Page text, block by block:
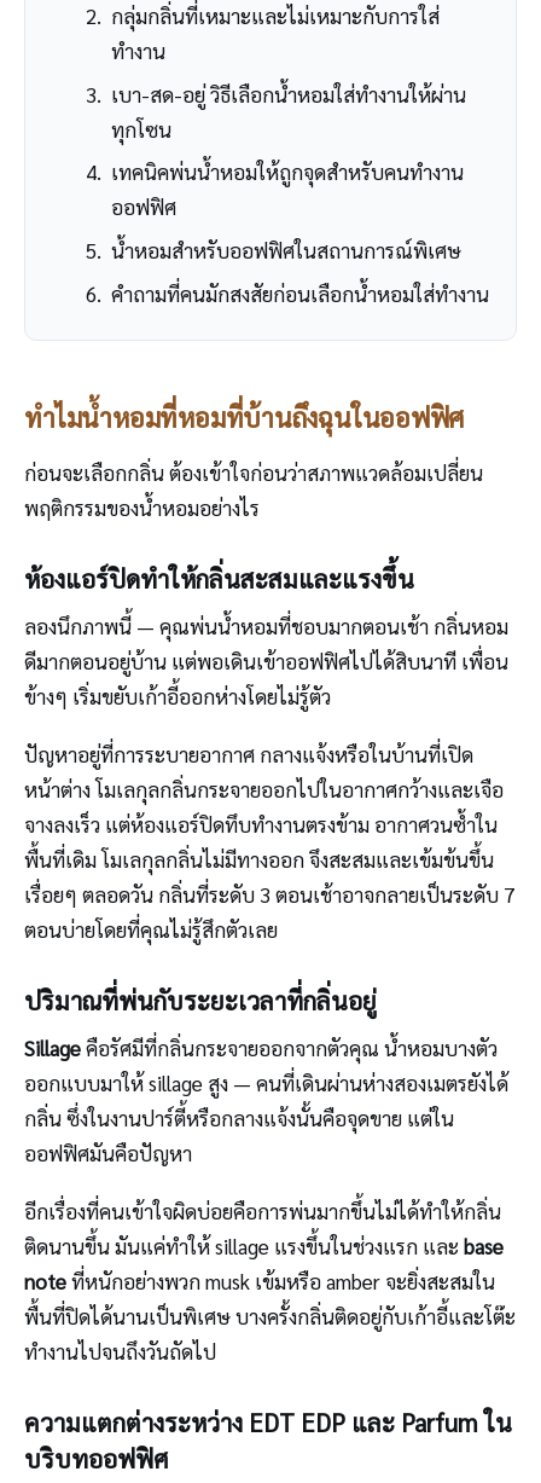
กลุ่มกลิ่นที่เหมาะและไม่เหมาะกับการใส่
ทำงาน
เบา-สด-อยู่ วิธีเลือกน้ำหอมใส่ทำงานให้ผ่าน
ทุกโซน
เทคนิคพ่นน้ำหอมให้ถูกจุดสำหรับคนทำงาน
ออฟฟิศ
น้ำหอมสำหรับออฟฟิศในสถานการณ์พิเศษ
คำถามที่คนมักสงสัยก่อนเลือกน้ำหอมใส่ทำงาน
ทำไมน้ำหอมที่หอมที่บ้านถึงฉุนในออฟฟิศ
ก่อนจะเลือกกลิ่น ต้องเข้าใจก่อนว่าสภาพแวดล้อมเปลี่ยน
พฤติกรรมของน้ำหอมอย่างไร
ห้องแอร์ปิดทำให้กลิ่นสะสมและแรงขึ้น
ลองนึกภาพนี้ — คุณพ่นน้ำหอมที่ชอบมากตอนเช้า กลิ่นหอม
ดีมากตอนอยู่บ้าน แต่พอเดินเข้าออฟฟิศไปได้สิบนาที เพื่อน
ข้างๆ เริ่มขยับเก้าอี้ออกห่างโดยไม่รู้ตัว
ปัญหาอยู่ที่การระบายอากาศ กลางแจ้งหรือในบ้านที่เปิด
หน้าต่าง โมเลกุลกลิ่นกระจายออกไปในอากาศกว้างและเจือ
จางลงเร็ว แต่ห้องแอร์ปิดทึบทำงานตรงข้าม อากาศวนซ้ำใน
พื้นที่เดิม โมเลกุลกลิ่นไม่มีทางออก จึงสะสมและเข้มข้นขึ้น
เรื่อยๆ ตลอดวัน กลิ่นที่ระดับ 3 ตอนเช้าอาจกลายเป็นระดับ 7
ตอนบ่ายโดยที่คุณไม่รู้สึกตัวเลย
ปริมาณที่พ่นกับระยะเวลาที่กลิ่นอยู่
Sillageคือรัศมีที่กลิ่นกระจายออกจากตัวคุณ น้ำหอมบางตัว
ออกแบบมาให้ sillage สูง — คนที่เดินผ่านห่างสองเมตรยังได้
กลิ่น ซึ่งในงานปาร์ตี้หรือกลางแจ้งนั้นคือจุดขาย แต่ใน
ออฟฟิศมันคือปัญหา
อีกเรื่องที่คนเข้าใจผิดบ่อยคือการพ่นมากขึ้นไม่ได้ทำให้กลิ่น
ติดนานขึ้น มันแค่ทำให้ sillage แรงขึ้นในช่วงแรก และ base
noteที่หนักอย่างพวก musk เข้มหรือ amber จะยิ่งสะสมใน
พื้นที่ปิดได้นานเป็นพิเศษ บางครั้งกลิ่นติดอยู่กับเก้าอี้และโต๊ะ
ทำงานไปจนถึงวันถัดไป
ความแตกต่างระหว่าง EDT EDP และ Parfum ใน
บริบทออฟฟิศ